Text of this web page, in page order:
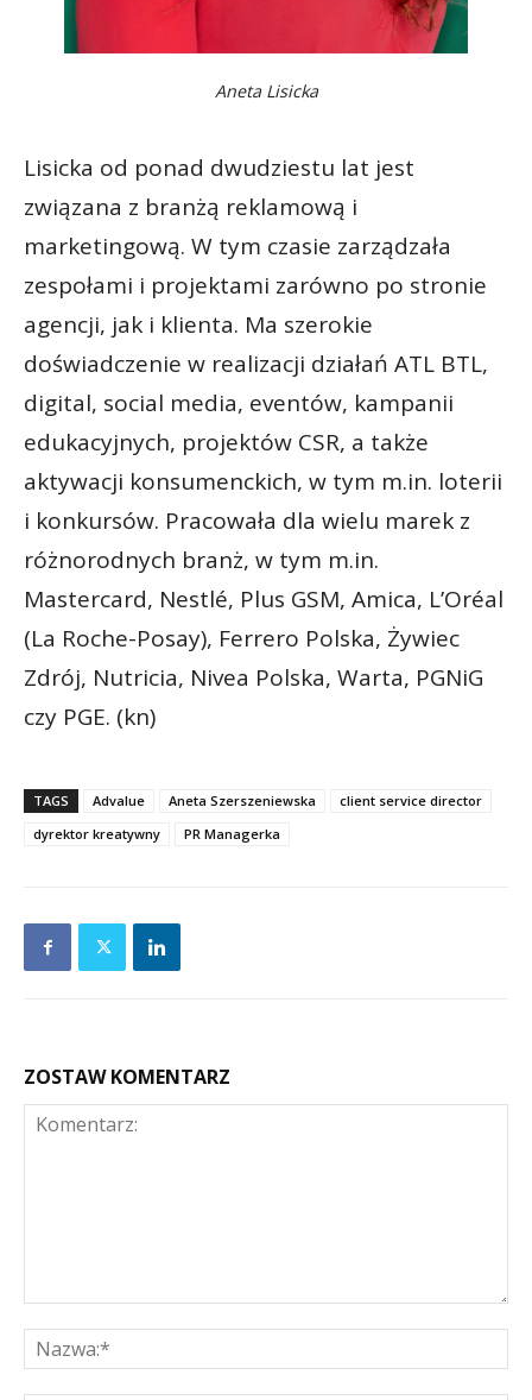
Aneta Lisicka
Lisicka od ponad dwudziestu lat jest
związana z branżą reklamową i
marketingową. W tym czasie zarządzała
zespołami i projektami zarówno po stronie
agencji, jak i klienta. Ma szerokie
doświadczenie w realizacji działań ATL BTL,
digital, social media, eventów, kampanii
edukacyjnych, projektów CSR, a także
aktywacji konsumenckich, w tym m.in. loterii
i konkursów. Pracowała dla wielu marek z
różnorodnych branż, w tym m.in.
Mastercard, Nestlé, Plus GSM, Amica, L’Oréal
(La Roche-Posay), Ferrero Polska, Żywiec
Zdrój, Nutricia, Nivea Polska, Warta, PGNiG
czy PGE. (kn)
TAGS Advalue Aneta Szerszeniewska
client service director
dyrektor kreatywny
PR Managerka
ZOSTAW KOMENTARZ